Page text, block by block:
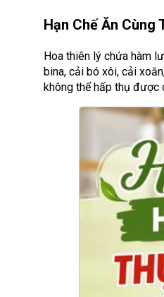
Hạn Chế Ăn Cùng
Hoa thiên lý chứa hàm
bina, cải bó xôi, cải
không thể hấp thụ được